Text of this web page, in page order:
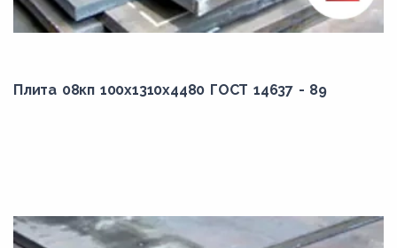
12050,00
1955,00
Плита 08кп 100x1310x4480 ГОСТ 14637 - 89